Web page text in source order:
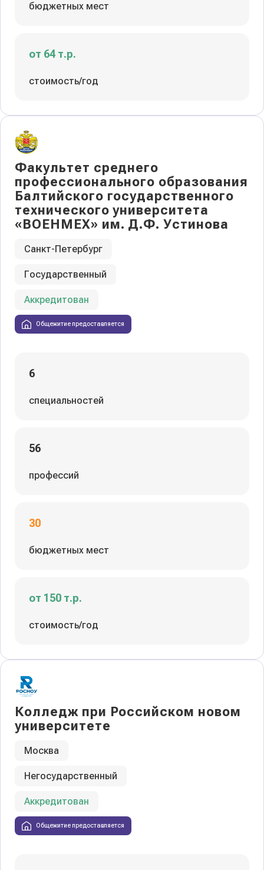
бюджетных мест
от 64 т.р.
стоимость/год
Факультет среднего
профессионального образования
Балтийского государственного
технического университета
«ВОЕНМЕХ» им. Д.Ф. Устинова
Санкт-Петербург
Государственный
Аккредитован
Общежитие предоставляется
6
специальностей
56
профессий
30
бюджетных мест
от 150 т.р.
стоимость/год
Колледж при Российском новом
университете
Москва
Негосударственный
Аккредитован
Общежитие предоставляется